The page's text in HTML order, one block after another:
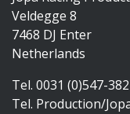
Veldegge 8
7468 DJ Enter
Netherlands
Tel. 0031 (0)547-
Tel. Production/